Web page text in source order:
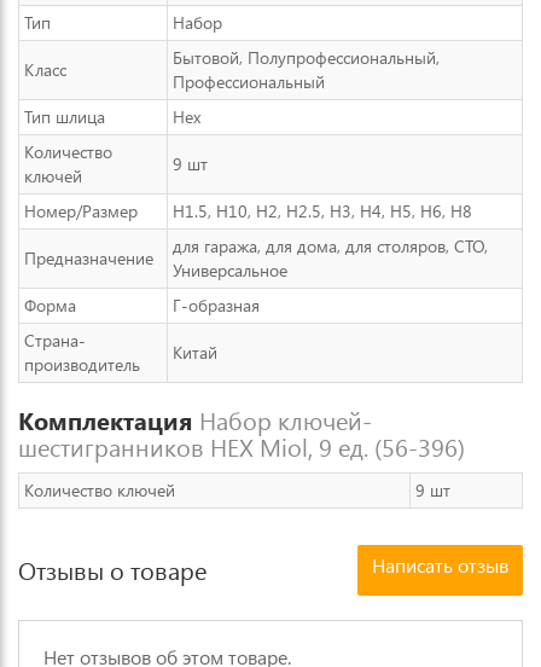
Тип
Набор
Класс
Бытовой, Полупрофессиональный,
Профессиональный
Тип шлица
Hex
Количество
ключей
9 шт
Номер/Размер H1.5, H10, H2, H2.5, H3, H4, H5, H6, H8
Предназначение
для гаража, для дома, для столяров, СТО,
Универсальное
Форма
Г-образная
Страна-
производитель
Китай
Комплектация Набор ключей-
шестигранников HEX Miol, 9 ед. (56-396)
Количество ключей 9 шт
Отзывы о товаре Написать отзыв
Нет отзывов об этом товаре.